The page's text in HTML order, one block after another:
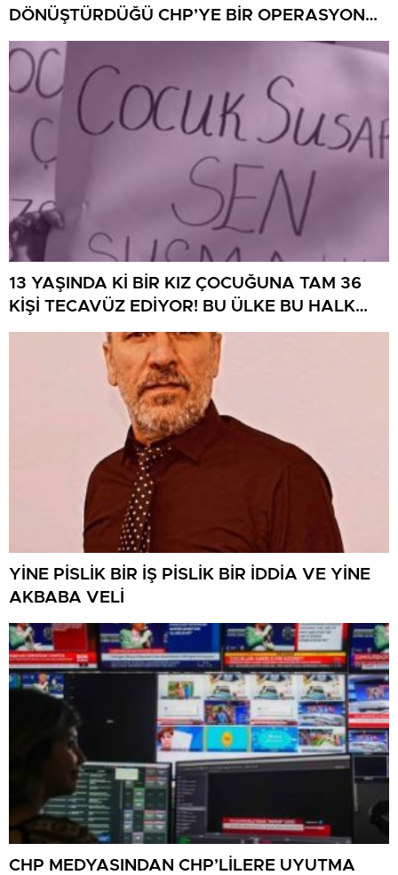
DÖNÜŞTÜRDÜĞÜ CHP’YE BİR OPERASYON
DAHA!
13 YAŞINDA Kİ BİR KIZ ÇOCUĞUNA TAM 36
KİŞİ TECAVÜZ EDİYOR! BU ÜLKE BU HALK
NEREYE SAVRULDU NASIL SAVRULDU!
YİNE PİSLİK BİR İŞ PİSLİK BİR İDDİA VE YİNE
AKBABA VELİ
CHP MEDYASINDAN CHP’LİLERE UYUTMA